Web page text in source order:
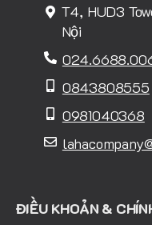
T4, HUD3
Nội
0843808555
0981040368
ĐIỀU KHOẢN &